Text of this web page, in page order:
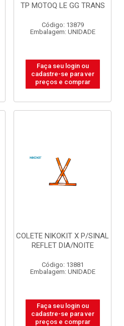
TP MOTOQ LE GG TRANS
Código: 13879
Embalagem: UNIDADE
Faça seu login ou
cadastre-se para ver
preços e comprar
COLETE NIKOKIT X P/SINAL
REFLET DIA/NOITE
Código: 13881
Embalagem: UNIDADE
Faça seu login ou
cadastre-se para ver
preços e comprar